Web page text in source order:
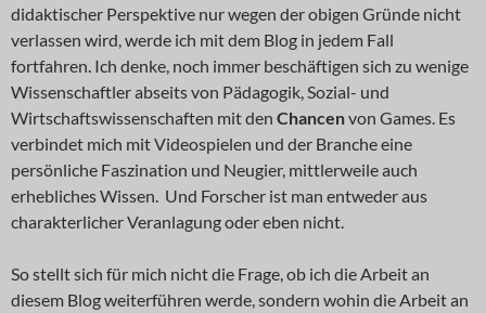
didaktischer Perspektive nur wegen der obigen Gründe nicht
verlassen wird, werde ich mit dem Blog in jedem Fall
fortfahren. Ich denke, noch immer beschäftigen sich zu wenige
Wissenschaftler abseits von Pädagogik, Sozial- und
Wirtschaftswissenschaften mit den Chancenvon Games. Es
verbindet mich mit Videospielen und der Branche eine
persönliche Faszination und Neugier, mittlerweile auch
erhebliches Wissen. Und Forscher ist man entweder aus
charakterlicher Veranlagung oder eben nicht.
So stellt sich für mich nicht die Frage, ob ich die Arbeit an
diesem Blog weiterführen werde, sondern wohin die Arbeit an